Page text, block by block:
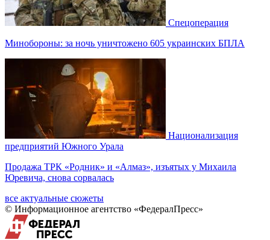
Спецоперация
Минобороны: за ночь уничтожено 605 украинских БПЛА
Национализация
предприятий Южного Урала
Продажа ТРК «Родник» и «Алмаз», изъятых у Михаила
Юревича, снова сорвалась
все актуальные сюжеты
© Информационное агентство «ФедералПресс»